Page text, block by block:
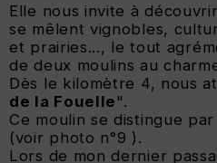
Elle nous invite à
se mêlent vignobles,
et prairies..., le tout
de deux moulins au
Dès le kilomètre 4, nous
de la Fouelle".
Ce moulin se distingue
(voir photo n°9 ).
Lors de mon dernier